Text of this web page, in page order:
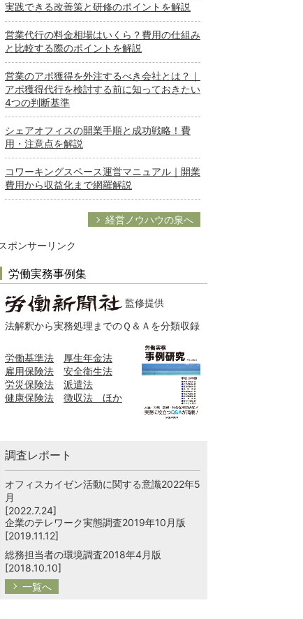
実践できる改善策と研修のポイントを解説
営業代行の料金相場はいくら？費用の仕組み
と比較する際のポイントを解説
営業のアポ獲得を外注するべき会社とは？｜
アポ獲得代行を検討する前に知っておきたい
4つの判断基準
シェアオフィスの開業手順と成功戦略！費
用・注意点を解説
コワーキングスペース運営マニュアル｜開業
費用から収益化まで網羅解説
経営ノウハウの泉へ
スポンサーリンク
労働実務事例集
監修提供
法解釈から実務処理までのＱ＆Ａを分類収録
労働基準法
厚生年金法
雇用保険法
安全衛生法
労災保険法
派遣法
健康保険法
徴収法 ほか
調査レポート
オフィスカイゼン活動に関する意識2022年5
月
[2022.7.24]
企業のテレワーク実態調査2019年10月版
[2019.11.12]
総務担当者の環境調査2018年4月版
[2018.10.10]
一覧へ